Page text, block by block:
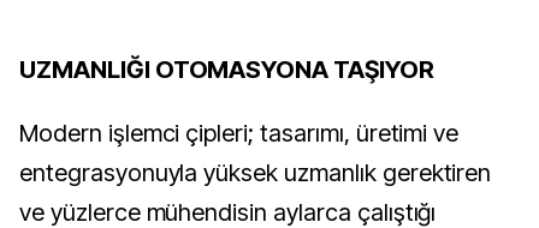
UZMANLIĞI OTOMASYONA TAŞIYOR
Modern işlemci çipleri; tasarımı, üretimi ve
entegrasyonuyla yüksek uzmanlık gerektiren
ve yüzlerce mühendisin aylarca çalıştığı